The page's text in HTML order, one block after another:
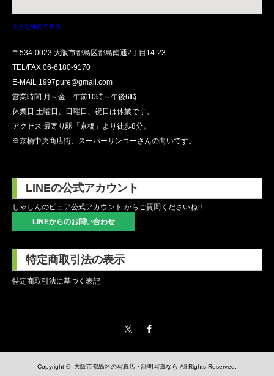
大きな地図で見る
〒534-0023 大阪市都島区都島南通2丁目14-23
TEL/FAX 06-6180-9170
E-MAIL 1997pure@gmail.com
営業時間 月～金 午前10時～午後6時
休業日 土曜日、日曜日、祝日は休業です。
アクセス 最寄り駅「京橋」より徒歩8分。
※京橋中央商店街、スーパーサンコーさんの向いです。
LINEの公式アカウント
しゃしんのピュア公式アカウント からご質問くださいね！
LINEからのお問い合わせ
特定商取引法の表示
特定商取引法に基づく表記
Copyright © 大阪市都島区の写真店・証明写真なら All Rights Reserved.